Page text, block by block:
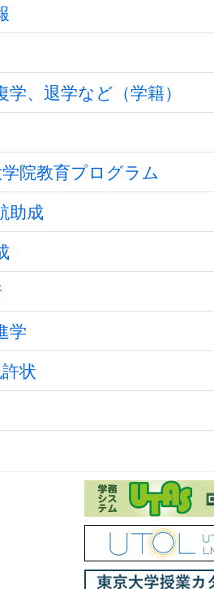
学、退学など（学籍）
院教育プログラム
助成
学
状